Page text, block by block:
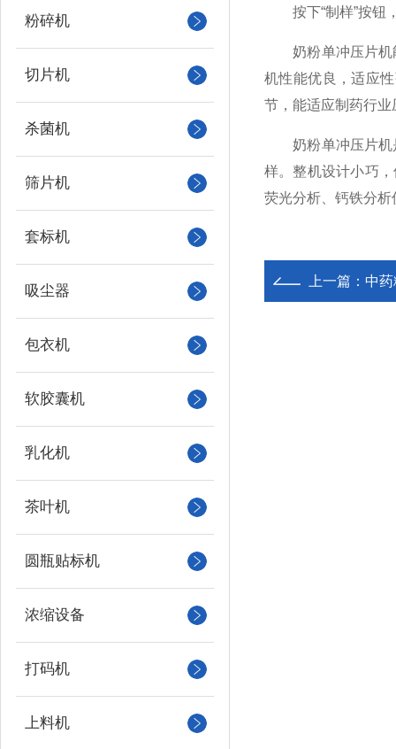
粉碎机
切片机
杀菌机
筛片机
套标机
吸尘器
包衣机
软胶囊机
乳化机
茶叶机
圆瓶贴标机
浓缩设备
打码机
上料机
按下“制样”按钮，
奶粉单冲压片机能
机性能优良，适应
节，能适应制药行
奶粉单冲压片机是
样。整机设计小巧
荧光分析、钙铁分
上一篇： 中